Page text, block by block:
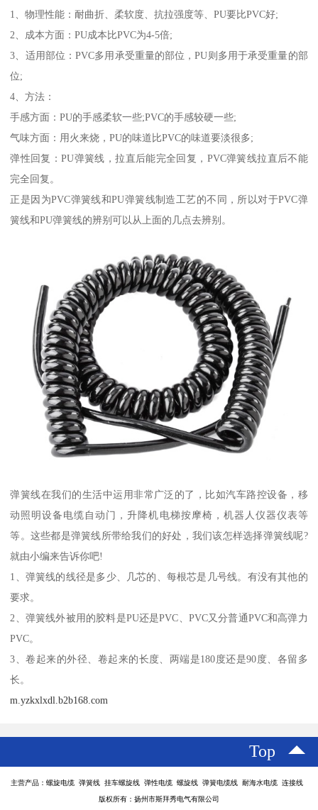
1、物理性能：耐曲折、柔软度、抗拉强度等、PU要比PVC好;
2、成本方面：PU成本比PVC为4-5倍;
3、适用部位：PVC多用承受重量的部位，PU则多用于承受重量的部
位;
4、方法：
手感方面：PU的手感柔软一些;PVC的手感较硬一些;
气味方面：用火来烧，PU的味道比PVC的味道要淡很多;
弹性回复：PU弹簧线，拉直后能完全回复，PVC弹簧线拉直后不能
完全回复。
正是因为PVC弹簧线和PU弹簧线制造工艺的不同，所以对于PVC弹
簧线和PU弹簧线的辨别可以从上面的几点去辨别。
弹簧线在我们的生活中运用非常广泛的了，比如汽车路控设备，移
动照明设备电缆自动门，升降机电梯按摩椅，机器人仪器仪表等
等。这些都是弹簧线所带给我们的好处，我们该怎样选择弹簧线呢?
就由小编来告诉你吧!
1、弹簧线的线径是多少、几芯的、每根芯是几号线。有没有其他的
要求。
2、弹簧线外被用的胶料是PU还是PVC、PVC又分普通PVC和高弹力
PVC。
3、卷起来的外径、卷起来的长度、两端是180度还是90度、各留多
长。
m.yzkxlxdl.b2b168.com
Top
主营产品：螺旋电缆 弹簧线 挂车螺旋线 弹性电缆 螺旋线 弹簧电缆线 耐海水电缆 连接线
版权所有：扬州市斯拜秀电气有限公司